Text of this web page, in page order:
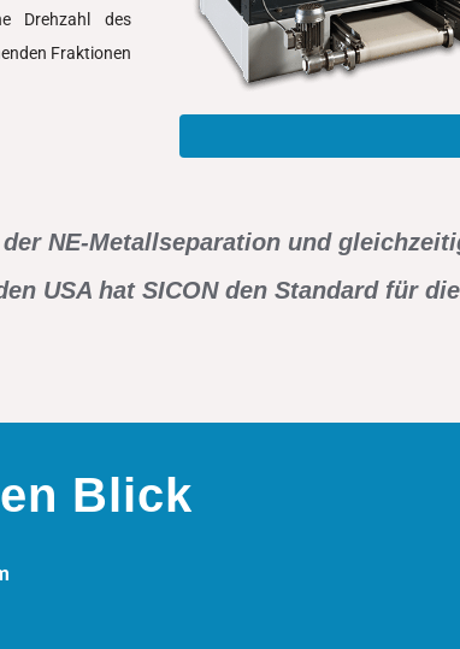
Drehzahl des
Fraktionen
NE-Metallseparation und
USA hat SICON den Standard für
Blick